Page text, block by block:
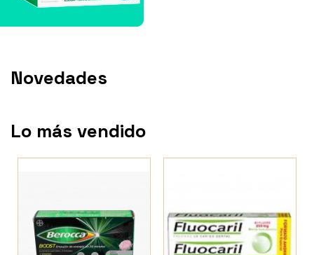
Novedades
Lo más vendido